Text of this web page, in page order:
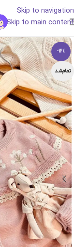
Skip to navigation
Skip to main content
-12%
تمام‌شد